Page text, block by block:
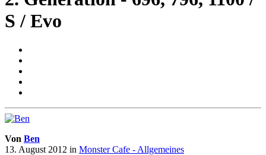
S / Evo
Von Ben
13. August 2012 in Monster Cafe - Allgemeines